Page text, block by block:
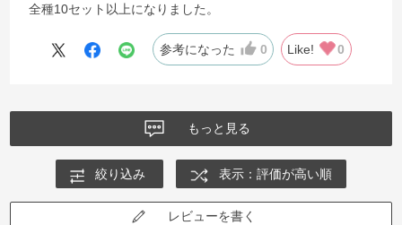
全種10セット以上になりました。
参考になった 0 Like! 0
もっと見る
絞り込み 表示：評価が高い順
レビューを書く